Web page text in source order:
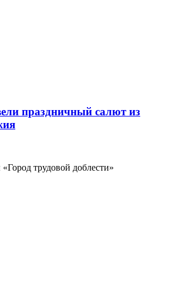
праздничный салют из
трудовой доблести»